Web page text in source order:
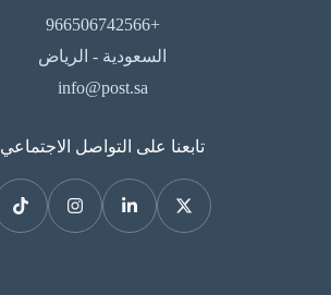
+966506742566
السعودية - الرياض
info@post.sa
تابعنا على التواصل الاجتماعي